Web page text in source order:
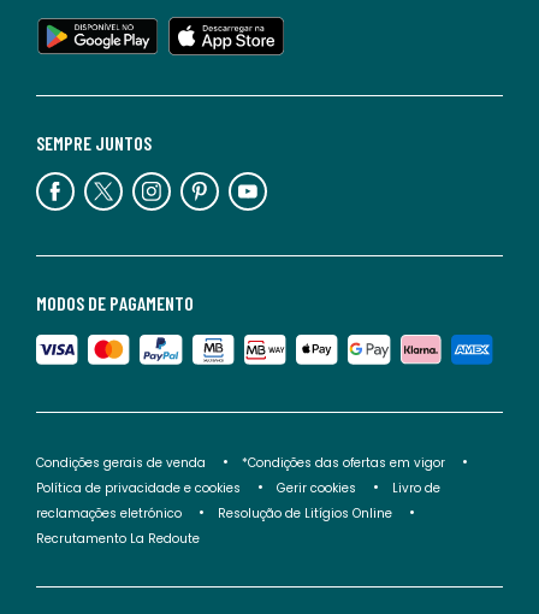
MODOS DE PAGAMENTO
SEMPRE JUNTOS
Condições gerais de venda
*Condições das ofertas em vigor
Política de privacidade e cookies
Gerir cookies
Livro de
reclamações eletrónico
Resolução de Litígios Online
Recrutamento La Redoute